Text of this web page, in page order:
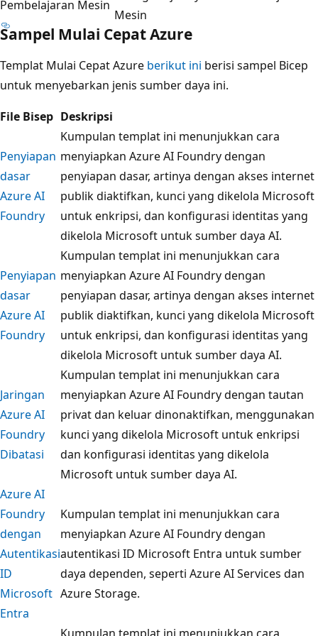
Pembelajaran Mesin
Mesin
Sampel Mulai Cepat Azure
Templat Mulai Cepat Azure berikut ini berisi sampel Bicep
untuk menyebarkan jenis sumber daya ini.
File Bisep Deskripsi
Penyiapan
dasar
Azure AI
Foundry
Kumpulan templat ini menunjukkan cara
menyiapkan Azure AI Foundry dengan
penyiapan dasar, artinya dengan akses internet
publik diaktifkan, kunci yang dikelola Microsoft
untuk enkripsi, dan konfigurasi identitas yang
dikelola Microsoft untuk sumber daya AI.
Penyiapan
dasar
Azure AI
Foundry
Kumpulan templat ini menunjukkan cara
menyiapkan Azure AI Foundry dengan
penyiapan dasar, artinya dengan akses internet
publik diaktifkan, kunci yang dikelola Microsoft
untuk enkripsi, dan konfigurasi identitas yang
dikelola Microsoft untuk sumber daya AI.
Jaringan
Azure AI
Foundry
Dibatasi
Kumpulan templat ini menunjukkan cara
menyiapkan Azure AI Foundry dengan tautan
privat dan keluar dinonaktifkan, menggunakan
kunci yang dikelola Microsoft untuk enkripsi
dan konfigurasi identitas yang dikelola
Microsoft untuk sumber daya AI.
Azure AI
Foundry
dengan
Autentikasi
ID
Microsoft
Entra
Kumpulan templat ini menunjukkan cara
menyiapkan Azure AI Foundry dengan
autentikasi ID Microsoft Entra untuk sumber
daya dependen, seperti Azure AI Services dan
Azure Storage.
Kumpulan templat ini menunjukkan cara